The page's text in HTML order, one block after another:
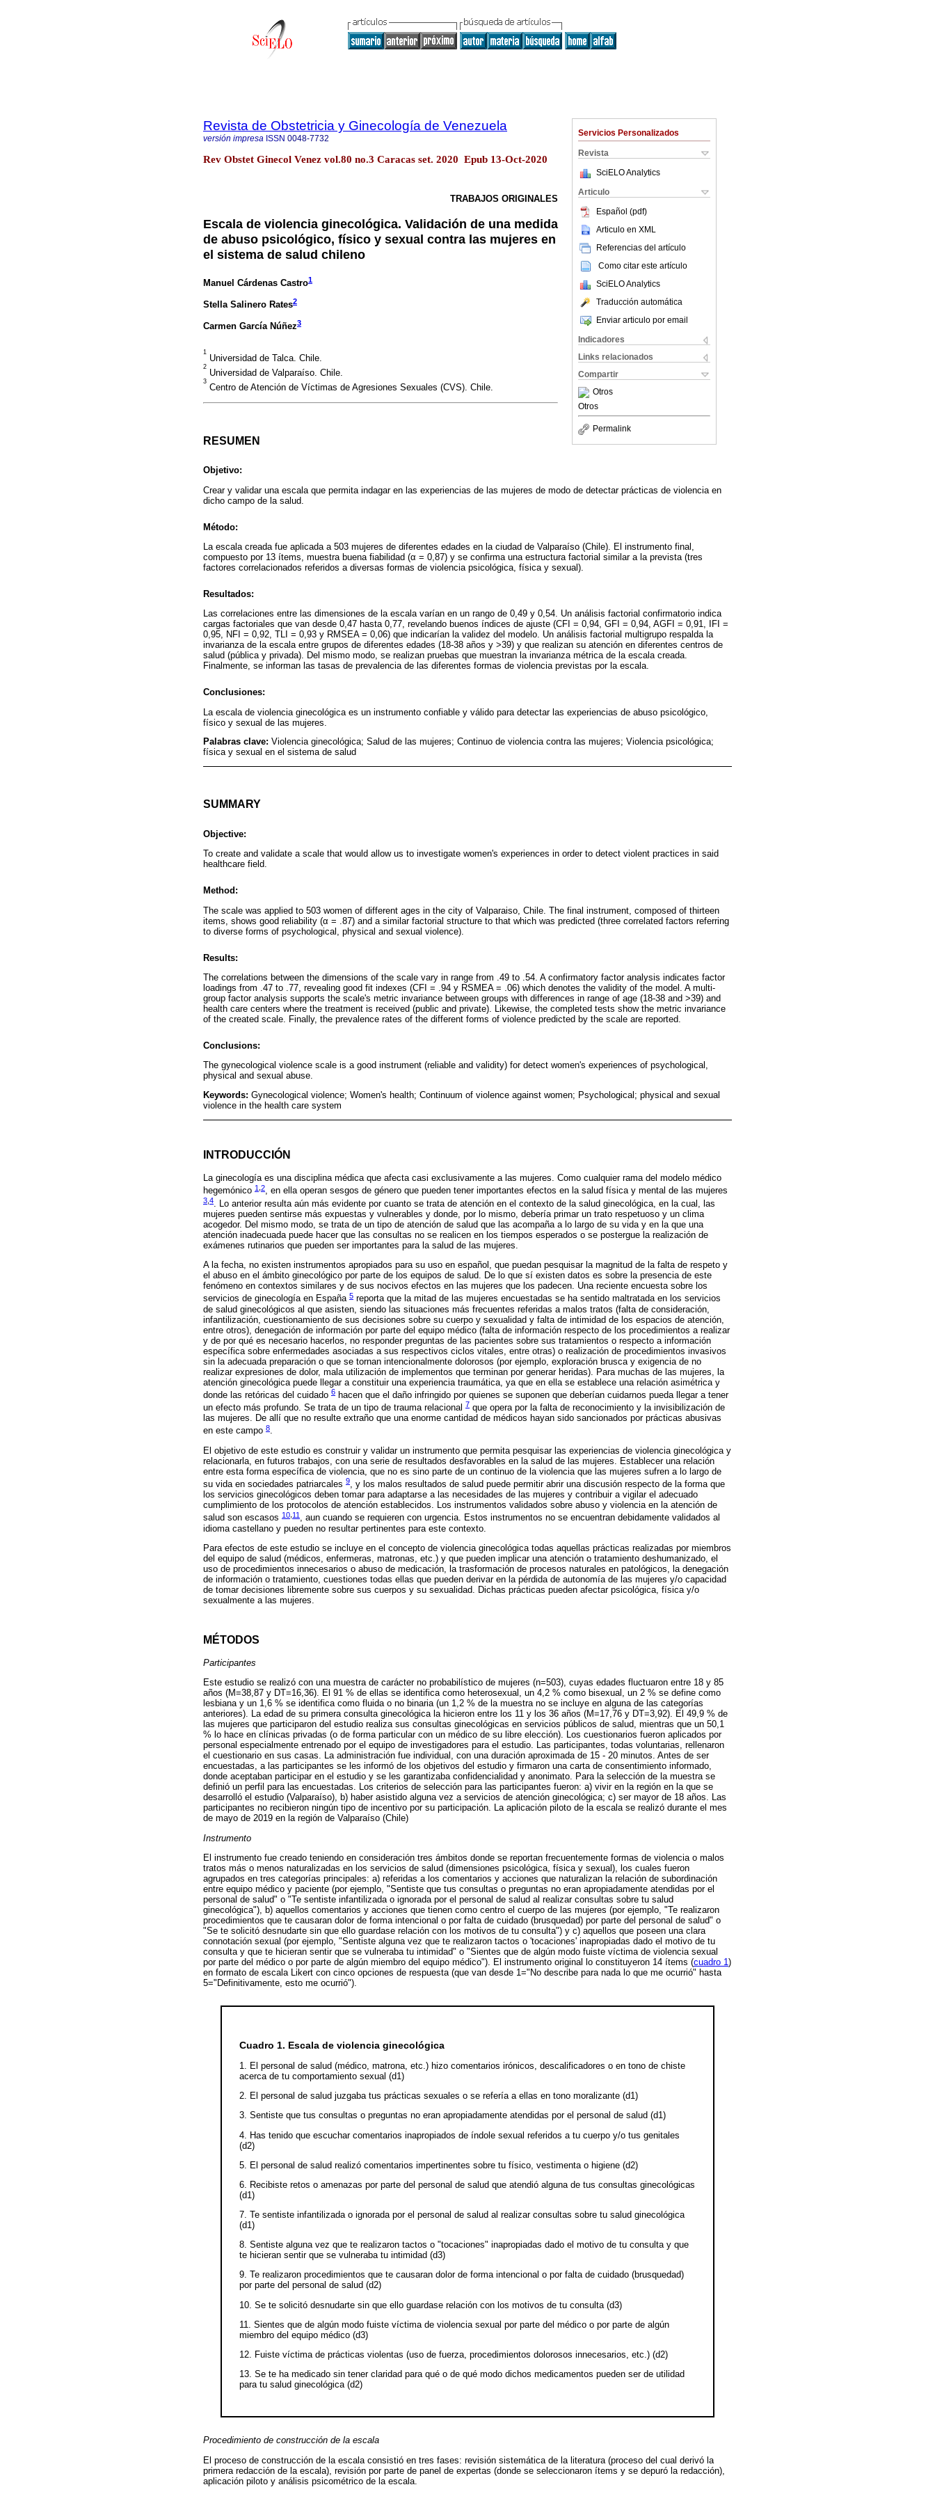
Servicios Personalizados
Revista
SciELO Analytics
Articulo
Español (pdf)
Articulo en XML
Referencias del artículo
Como citar este artículo
SciELO Analytics
Traducción automática
Enviar articulo por email
Indicadores
Links relacionados
Compartir
Otros
Otros
Permalink
Revista de Obstetricia y Ginecología de Venezuela
versión impresa ISSN 0048-7732
Rev Obstet Ginecol Venez vol.80 no.3 Caracas set. 2020 Epub 13-Oct-2020
TRABAJOS ORIGINALES
Escala de violencia ginecológica. Validación de una medida
de abuso psicológico, físico y sexual contra las mujeres en
el sistema de salud chileno
Manuel Cárdenas Castro1
Stella Salinero Rates2
Carmen García Núñez3
1
Universidad de Talca. Chile.
2
Universidad de Valparaíso. Chile.
3
Centro de Atención de Víctimas de Agresiones Sexuales (CVS). Chile.
RESUMEN
Objetivo:
Crear y validar una escala que permita indagar en las experiencias de las mujeres de modo de detectar prácticas de violencia en
dicho campo de la salud.
Método:
La escala creada fue aplicada a 503 mujeres de diferentes edades en la ciudad de Valparaíso (Chile). El instrumento final,
compuesto por 13 ítems, muestra buena fiabilidad (α = 0,87) y se confirma una estructura factorial similar a la prevista (tres
factores correlacionados referidos a diversas formas de violencia psicológica, física y sexual).
Resultados:
Las correlaciones entre las dimensiones de la escala varían en un rango de 0,49 y 0,54. Un análisis factorial confirmatorio indica
cargas factoriales que van desde 0,47 hasta 0,77, revelando buenos índices de ajuste (CFI = 0,94, GFI = 0,94, AGFI = 0,91, IFI =
0,95, NFI = 0,92, TLI = 0,93 y RMSEA = 0,06) que indicarían la validez del modelo. Un análisis factorial multigrupo respalda la
invarianza de la escala entre grupos de diferentes edades (18-38 años y >39) y que realizan su atención en diferentes centros de
salud (pública y privada). Del mismo modo, se realizan pruebas que muestran la invarianza métrica de la escala creada.
Finalmente, se informan las tasas de prevalencia de las diferentes formas de violencia previstas por la escala.
Conclusiones:
La escala de violencia ginecológica es un instrumento confiable y válido para detectar las experiencias de abuso psicológico,
físico y sexual de las mujeres.
Palabras clave: Violencia ginecológica; Salud de las mujeres; Continuo de violencia contra las mujeres; Violencia psicológica;
física y sexual en el sistema de salud
SUMMARY
Objective:
To create and validate a scale that would allow us to investigate women's experiences in order to detect violent practices in said
healthcare field.
Method:
The scale was applied to 503 women of different ages in the city of Valparaiso, Chile. The final instrument, composed of thirteen
items, shows good reliability (α = .87) and a similar factorial structure to that which was predicted (three correlated factors referring
to diverse forms of psychological, physical and sexual violence).
Results:
The correlations between the dimensions of the scale vary in range from .49 to .54. A confirmatory factor analysis indicates factor
loadings from .47 to .77, revealing good fit indexes (CFI = .94 y RSMEA = .06) which denotes the validity of the model. A multi-
group factor analysis supports the scale's metric invariance between groups with differences in range of age (18-38 and >39) and
health care centers where the treatment is received (public and private). Likewise, the completed tests show the metric invariance
of the created scale. Finally, the prevalence rates of the different forms of violence predicted by the scale are reported.
Conclusions:
The gynecological violence scale is a good instrument (reliable and validity) for detect women's experiences of psychological,
physical and sexual abuse.
Keywords: Gynecological violence; Women's health; Continuum of violence against women; Psychological; physical and sexual
violence in the health care system
INTRODUCCIÓN
La ginecología es una disciplina médica que afecta casi exclusivamente a las mujeres. Como cualquier rama del modelo médico
hegemónico 1 2, en ella operan sesgos de género que pueden tener importantes efectos en la salud física y mental de las mujeres
3 4. Lo anterior resulta aún más evidente por cuanto se trata de atención en el contexto de la salud ginecológica, en la cual, las
mujeres pueden sentirse más expuestas y vulnerables y donde, por lo mismo, debería primar un trato respetuoso y un clima
acogedor. Del mismo modo, se trata de un tipo de atención de salud que las acompaña a lo largo de su vida y en la que una
atención inadecuada puede hacer que las consultas no se realicen en los tiempos esperados o se postergue la realización de
exámenes rutinarios que pueden ser importantes para la salud de las mujeres.
A la fecha, no existen instrumentos apropiados para su uso en español, que puedan pesquisar la magnitud de la falta de respeto y
el abuso en el ámbito ginecológico por parte de los equipos de salud. De lo que sí existen datos es sobre la presencia de este
fenómeno en contextos similares y de sus nocivos efectos en las mujeres que los padecen. Una reciente encuesta sobre los
servicios de ginecología en España 5 reporta que la mitad de las mujeres encuestadas se ha sentido maltratada en los servicios
de salud ginecológicos al que asisten, siendo las situaciones más frecuentes referidas a malos tratos (falta de consideración,
infantilización, cuestionamiento de sus decisiones sobre su cuerpo y sexualidad y falta de intimidad de los espacios de atención,
entre otros), denegación de información por parte del equipo médico (falta de información respecto de los procedimientos a realizar
y de por qué es necesario hacerlos, no responder preguntas de las pacientes sobre sus tratamientos o respecto a información
específica sobre enfermedades asociadas a sus respectivos ciclos vitales, entre otras) o realización de procedimientos invasivos
sin la adecuada preparación o que se tornan intencionalmente dolorosos (por ejemplo, exploración brusca y exigencia de no
realizar expresiones de dolor, mala utilización de implementos que terminan por generar heridas). Para muchas de las mujeres, la
atención ginecológica puede llegar a constituir una experiencia traumática, ya que en ella se establece una relación asimétrica y
donde las retóricas del cuidado 6 hacen que el daño infringido por quienes se suponen que deberían cuidarnos pueda llegar a tener
un efecto más profundo. Se trata de un tipo de trauma relacional 7 que opera por la falta de reconocimiento y la invisibilización de
las mujeres. De allí que no resulte extraño que una enorme cantidad de médicos hayan sido sancionados por prácticas abusivas
en este campo 8.
El objetivo de este estudio es construir y validar un instrumento que permita pesquisar las experiencias de violencia ginecológica y
relacionarla, en futuros trabajos, con una serie de resultados desfavorables en la salud de las mujeres. Establecer una relación
entre esta forma específica de violencia, que no es sino parte de un continuo de la violencia que las mujeres sufren a lo largo de
su vida en sociedades patriarcales 9, y los malos resultados de salud puede permitir abrir una discusión respecto de la forma que
los servicios ginecológicos deben tomar para adaptarse a las necesidades de las mujeres y contribuir a vigilar el adecuado
cumplimiento de los protocolos de atención establecidos. Los instrumentos validados sobre abuso y violencia en la atención de
salud son escasos 10 11 , aun cuando se requieren con urgencia. Estos instrumentos no se encuentran debidamente validados al
idioma castellano y pueden no resultar pertinentes para este contexto.
Para efectos de este estudio se incluye en el concepto de violencia ginecológica todas aquellas prácticas realizadas por miembros
del equipo de salud (médicos, enfermeras, matronas, etc.) y que pueden implicar una atención o tratamiento deshumanizado, el
uso de procedimientos innecesarios o abuso de medicación, la trasformación de procesos naturales en patológicos, la denegación
de información o tratamiento, cuestiones todas ellas que pueden derivar en la pérdida de autonomía de las mujeres y/o capacidad
de tomar decisiones libremente sobre sus cuerpos y su sexualidad. Dichas prácticas pueden afectar psicológica, física y/o
sexualmente a las mujeres.
MÉTODOS
Participantes
Este estudio se realizó con una muestra de carácter no probabilístico de mujeres (n=503), cuyas edades fluctuaron entre 18 y 85
años (M=38,87 y DT=16,36). El 91 % de ellas se identifica como heterosexual, un 4,2 % como bisexual, un 2 % se define como
lesbiana y un 1,6 % se identifica como fluida o no binaria (un 1,2 % de la muestra no se incluye en alguna de las categorías
anteriores). La edad de su primera consulta ginecológica la hicieron entre los 11 y los 36 años (M=17,76 y DT=3,92). El 49,9 % de
las mujeres que participaron del estudio realiza sus consultas ginecológicas en servicios públicos de salud, mientras que un 50,1
% lo hace en clínicas privadas (o de forma particular con un médico de su libre elección). Los cuestionarios fueron aplicados por
personal especialmente entrenado por el equipo de investigadores para el estudio. Las participantes, todas voluntarias, rellenaron
el cuestionario en sus casas. La administración fue individual, con una duración aproximada de 15 - 20 minutos. Antes de ser
encuestadas, a las participantes se les informó de los objetivos del estudio y firmaron una carta de consentimiento informado,
donde aceptaban participar en el estudio y se les garantizaba confidencialidad y anonimato. Para la selección de la muestra se
definió un perfil para las encuestadas. Los criterios de selección para las participantes fueron: a) vivir en la región en la que se
desarrolló el estudio (Valparaíso), b) haber asistido alguna vez a servicios de atención ginecológica; c) ser mayor de 18 años. Las
participantes no recibieron ningún tipo de incentivo por su participación. La aplicación piloto de la escala se realizó durante el mes
de mayo de 2019 en la región de Valparaíso (Chile)
Instrumento
El instrumento fue creado teniendo en consideración tres ámbitos donde se reportan frecuentemente formas de violencia o malos
tratos más o menos naturalizadas en los servicios de salud (dimensiones psicológica, física y sexual), los cuales fueron
agrupados en tres categorías principales: a) referidas a los comentarios y acciones que naturalizan la relación de subordinación
entre equipo médico y paciente (por ejemplo, "Sentiste que tus consultas o preguntas no eran apropiadamente atendidas por el
personal de salud" o "Te sentiste infantilizada o ignorada por el personal de salud al realizar consultas sobre tu salud
ginecológica"), b) aquellos comentarios y acciones que tienen como centro el cuerpo de las mujeres (por ejemplo, "Te realizaron
procedimientos que te causaran dolor de forma intencional o por falta de cuidado (brusquedad) por parte del personal de salud" o
"Se te solicitó desnudarte sin que ello guardase relación con los motivos de tu consulta") y c) aquellos que poseen una clara
connotación sexual (por ejemplo, "Sentiste alguna vez que te realizaron tactos o 'tocaciones' inapropiadas dado el motivo de tu
consulta y que te hicieran sentir que se vulneraba tu intimidad" o "Sientes que de algún modo fuiste víctima de violencia sexual
por parte del médico o por parte de algún miembro del equipo médico"). El instrumento original lo constituyeron 14 ítems (cuadro 1 )
en formato de escala Likert con cinco opciones de respuesta (que van desde 1="No describe para nada lo que me ocurrió" hasta
5="Definitivamente, esto me ocurrió").
Cuadro 1. Escala de violencia ginecológica
1. El personal de salud (médico, matrona, etc.) hizo comentarios irónicos, descalificadores o en tono de chiste
acerca de tu comportamiento sexual (d1)
2. El personal de salud juzgaba tus prácticas sexuales o se refería a ellas en tono moralizante (d1)
3. Sentiste que tus consultas o preguntas no eran apropiadamente atendidas por el personal de salud (d1)
4. Has tenido que escuchar comentarios inapropiados de índole sexual referidos a tu cuerpo y/o tus genitales
(d2)
5. El personal de salud realizó comentarios impertinentes sobre tu físico, vestimenta o higiene (d2)
6. Recibiste retos o amenazas por parte del personal de salud que atendió alguna de tus consultas ginecológicas
(d1)
7. Te sentiste infantilizada o ignorada por el personal de salud al realizar consultas sobre tu salud ginecológica
(d1)
8. Sentiste alguna vez que te realizaron tactos o "tocaciones" inapropiadas dado el motivo de tu consulta y que
te hicieran sentir que se vulneraba tu intimidad (d3)
9. Te realizaron procedimientos que te causaran dolor de forma intencional o por falta de cuidado (brusquedad)
por parte del personal de salud (d2)
10. Se te solicitó desnudarte sin que ello guardase relación con los motivos de tu consulta (d3)
11. Sientes que de algún modo fuiste víctima de violencia sexual por parte del médico o por parte de algún
miembro del equipo médico (d3)
12. Fuiste víctima de prácticas violentas (uso de fuerza, procedimientos dolorosos innecesarios, etc.) (d2)
13. Se te ha medicado sin tener claridad para qué o de qué modo dichos medicamentos pueden ser de utilidad
para tu salud ginecológica (d2)
Procedimiento de construcción de la escala
El proceso de construcción de la escala consistió en tres fases: revisión sistemática de la literatura (proceso del cual derivó la
primera redacción de la escala), revisión por parte de panel de expertas (donde se seleccionaron ítems y se depuró la redacción),
aplicación piloto y análisis psicométrico de la escala.